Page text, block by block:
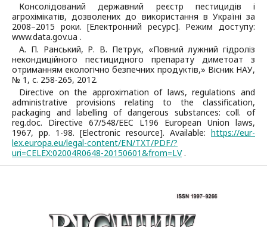
Консолідований державний реєстр пестицидів і
агрохімікатів, дозволених до використання в Україні за
2008–2015 роки. [Електронний ресурс]. Режим доступу:
www.data.gov.ua .
А. П. Ранський, Р. В. Петрук, «Повний лужний гідроліз
некондиційного пестицидного препарату диметоат з
отриманням екологічно безпечних продуктів,» Вісник НАУ,
№ 1, с. 258-265, 2012.
Directive on the approximation of laws, regulations and
administrative provisions relating to the classification,
packaging and labelling of dangerous substances: сoll. of
reg.doc. Directive 67/548/EEC L196 European Union laws,
1967, рр. 1-98. [Electronic resource]. Available: https://eur-
lex.europa.eu/legal-content/EN/TXT/PDF/?
uri=CELEX:02004R0648-20150601&from=LV.